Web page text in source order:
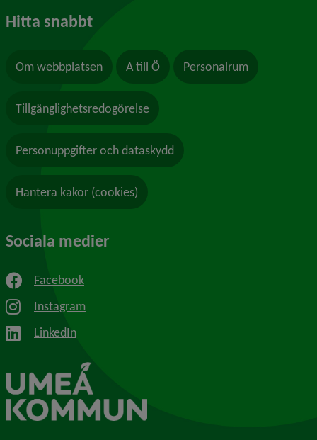
Hitta snabbt
Om webbplatsen A till Ö Personalrum
Tillgänglighetsredogörelse
Personuppgifter och dataskydd
Hantera kakor (cookies)
Sociala medier
Facebook
Instagram
LinkedIn